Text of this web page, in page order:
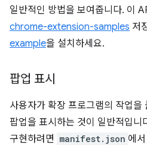
일반적인 방법을 보여줍니다. 이
chrome-extension-samples 저
example을 설치하세요.
팝업 표시
사용자가 확장 프로그램의 작업을
팝업을 표시하는 것이 일반적입니
구현하려면 manifest.json 에